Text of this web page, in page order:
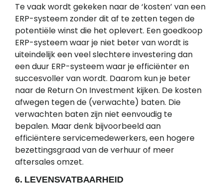
Te vaak wordt gekeken naar de ‘kosten’ van een
ERP-systeem zonder dit af te zetten tegen de
potentiële winst die het oplevert. Een goedkoop
ERP-systeem waar je niet beter van wordt is
uiteindelijk een veel slechtere investering dan
een duur ERP-systeem waar je efficiënter en
succesvoller van wordt. Daarom kun je beter
naar de Return On Investment kijken. De kosten
afwegen tegen de (verwachte) baten. Die
verwachten baten zijn niet eenvoudig te
bepalen. Maar denk bijvoorbeeld aan
efficiëntere servicemedewerkers, een hogere
bezettingsgraad van de verhuur of meer
aftersales omzet.
6. LEVENSVATBAARHEID